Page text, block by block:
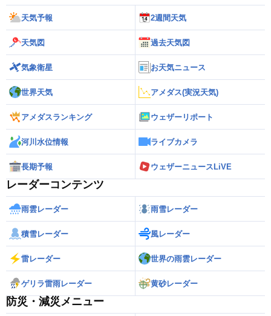
天気予報 2週間天気
天気図 過去天気図
気象衛星 お天気ニュース
世界天気 アメダス(実況天気)
アメダスランキング ウェザーリポート
河川水位情報 ライブカメラ
長期予報 ウェザーニュースLiVE
レーダーコンテンツ
雨雲レーダー 雨雪レーダー
積雪レーダー 風レーダー
雷レーダー 世界の雨雲レーダー
ゲリラ雷雨レーダー 黄砂レーダー
防災・減災メニュー